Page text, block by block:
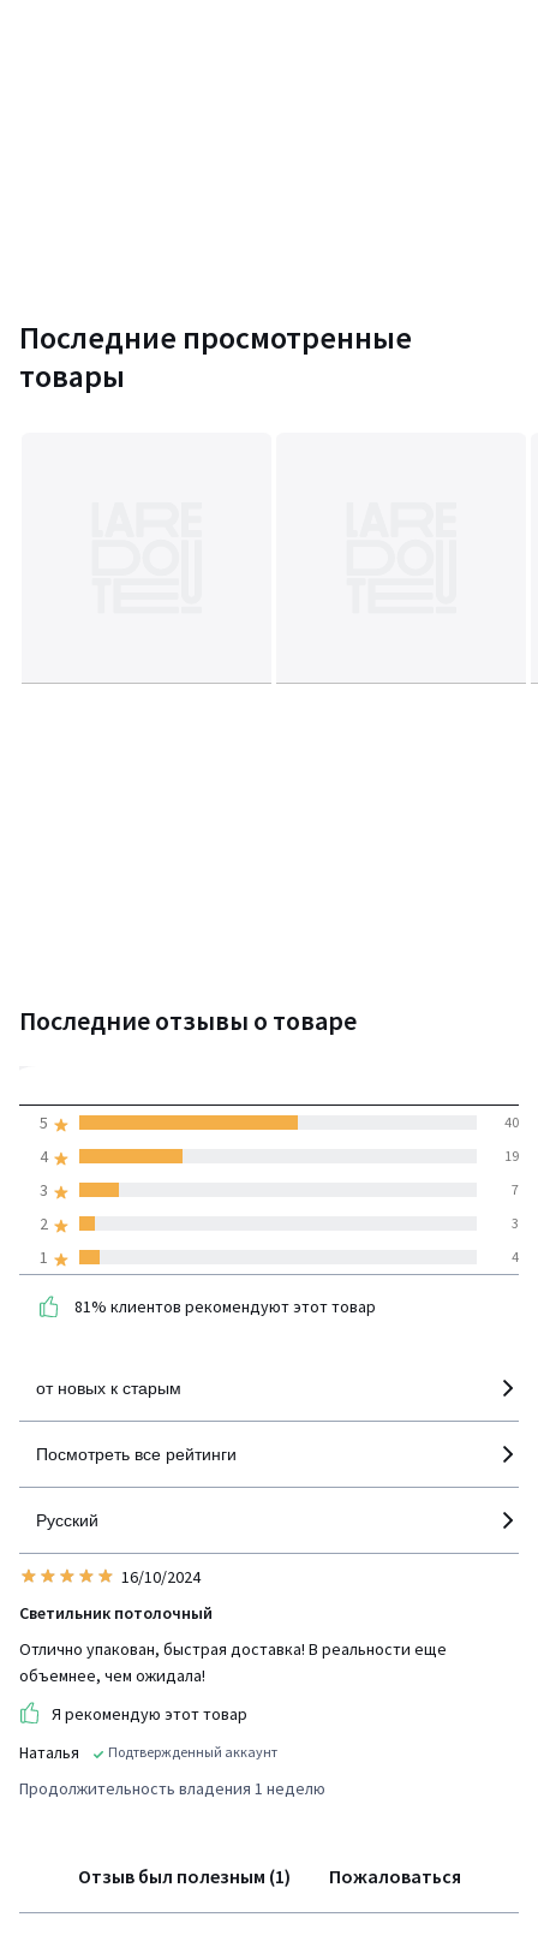
Последние просмотренные
товары
Последние отзывы о товаре
детализация
1 4
2 3
3 7
4 19
5 40
81% клиентов рекомендуют этот товар
от новых к старым
Посмотреть все рейтинги
Русский
16/10/2024
Светильник потолочный
Отлично упакован, быстрая доставка! В реальности еще
объемнее, чем ожидала!
Я рекомендую этот товар
Наталья
Подтвержденный аккаунт
Продолжительность владения 1 неделю
Отзыв был полезным (1) Пожаловаться